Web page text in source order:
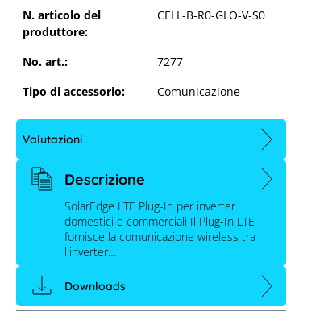
N. articolo del
produttore:
CELL-B-R0-GLO-V-S0
No. art.:
7277
Tipo di accessorio:
Comunicazione
Valutazioni
Descrizione
SolarEdge LTE Plug-In per inverter
domestici e commerciali Il Plug-In LTE
fornisce la comunicazione wireless tra
l'inverter…
Downloads